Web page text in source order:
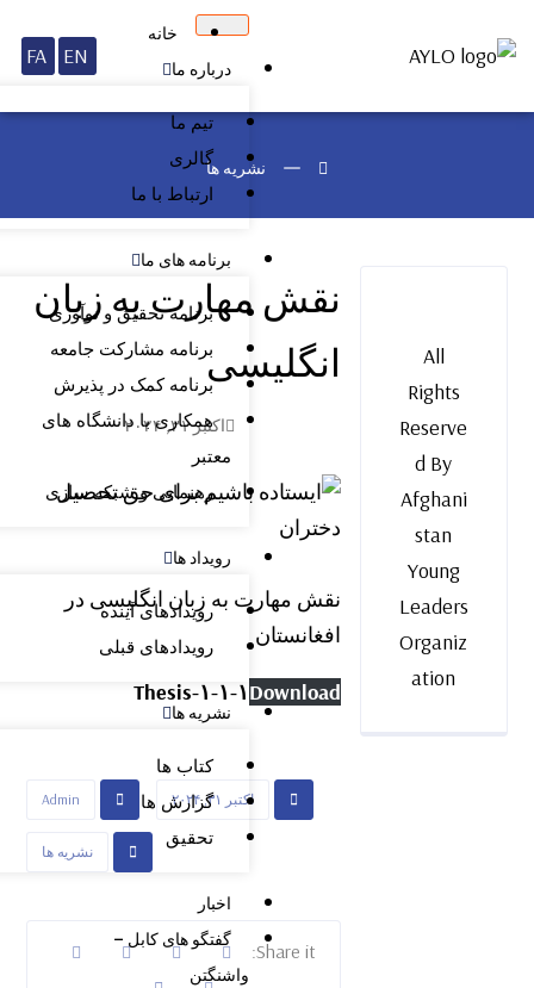
خانه
درباره ما
تیم ما
گالری
ارتباط با ما
برنامه های ما
برنامه تحقیق و نوآوری
برنامه مشارکت جامعه
برنامه کمک در پذیرش
همکاری با دانشگاه های
معتبر
رهنمایی و شبکه سازی
رویداد ها
رویدادهای آینده
رویدادهای قبلی
نشریه ها
کتاب ها
گزارش ها
تحقیق
اخبار
گفتگو های کابل –
واشنگتن
EN
FA
نشریه ها
نقش مهارت به زبان
انگلیسی
اکتبر ۳۱, ۲۰۲۴
نقش مهارت به زبان انگلیسی در
افغانستان
Thesis-۱-۱-۱Download
Admin اکتبر ۳۱, ۲۰۲۴
نشریه ها
All
Rights
Reserve
d By
Afghani
stan
Young
Leaders
Organiz
ation